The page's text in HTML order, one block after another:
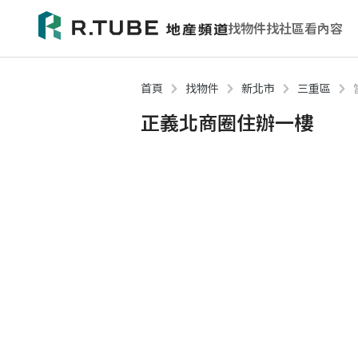
找物件找社區看內容
首頁 找物件 新北市 三重區
正義北商圈住辦一樓